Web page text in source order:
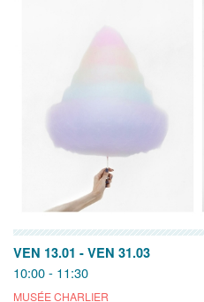
VEN 13.01 - VEN 31.03
10:00 - 11:30
MUSÉE CHARLIER